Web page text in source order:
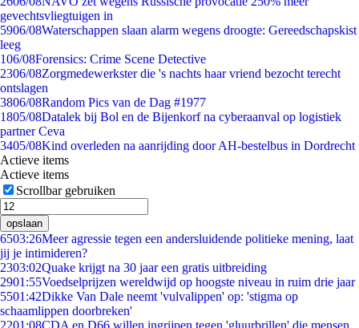
gevechtsvliegtuigen in
5906/08Waterschappen slaan alarm wegens droogte: Gereedschapskist
leeg
106/08Forensics: Crime Scene Detective
2306/08Zorgmedewerkster die 's nachts haar vriend bezocht terecht
ontslagen
3806/08Random Pics van de Dag #1977
1805/08Datalek bij Bol en de Bijenkorf na cyberaanval op logistiek
partner Ceva
3405/08Kind overleden na aanrijding door AH-bestelbus in Dordrecht
Actieve items
Actieve items
Scrollbar gebruiken
opslaan
6503:26Meer agressie tegen een andersluidende politieke mening, laat
jij je intimideren?
2303:02Quake krijgt na 30 jaar een gratis uitbreiding
2901:55Voedselprijzen wereldwijd op hoogste niveau in ruim drie jaar
5501:42Dikke Van Dale neemt 'vulvalippen' op: 'stigma op
schaamlippen doorbreken'
2201:08CDA en D66 willen ingrijpen tegen 'gluurbrillen' die mensen